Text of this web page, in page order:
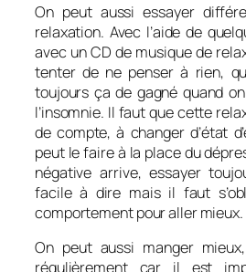
On peut aussi essayer
relaxation. Avec l’aide de
avec un CD de musique de
tenter de ne penser à rien,
toujours ça de gagné quand
l’insomnie. Il faut que cette
de compte, à changer d’état
peut le faire à la place du
négative arrive, essayer
facile à dire mais il faut
comportement pour aller mieux.
On peut aussi manger
régulièrement car il est